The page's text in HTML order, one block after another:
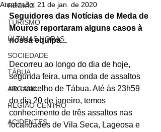
REGIÃO
TURISMO
ÚLTIMAS HORAS
SOCIEDADE
TÁBUA
ARGANIL
REGIÃO CENTRO
ACIDENTES
Atualizado: 21 de jan. de 2020
Seguidores das Notícias de Meda de
Mouros reportaram alguns casos à
nossa equipa...
Decorreu ao longo do dia de hoje,
segunda feira, uma onda de assaltos
no concelho de Tábua. Até às 23h59
do dia 20 de janeiro, temos
conhecimento de três assaltos nas
localidades de Vila Seca, Lageosa e